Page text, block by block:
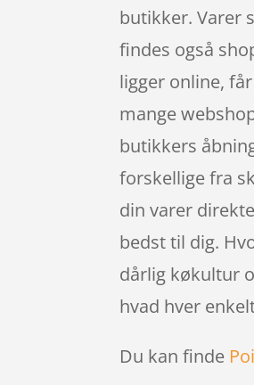
butikker. Varer
findes også
ligger online,
mange
butikkers
forskellige fra
din varer
bedst til dig.
dårlig køkultur
hvad hver
Du kan finde